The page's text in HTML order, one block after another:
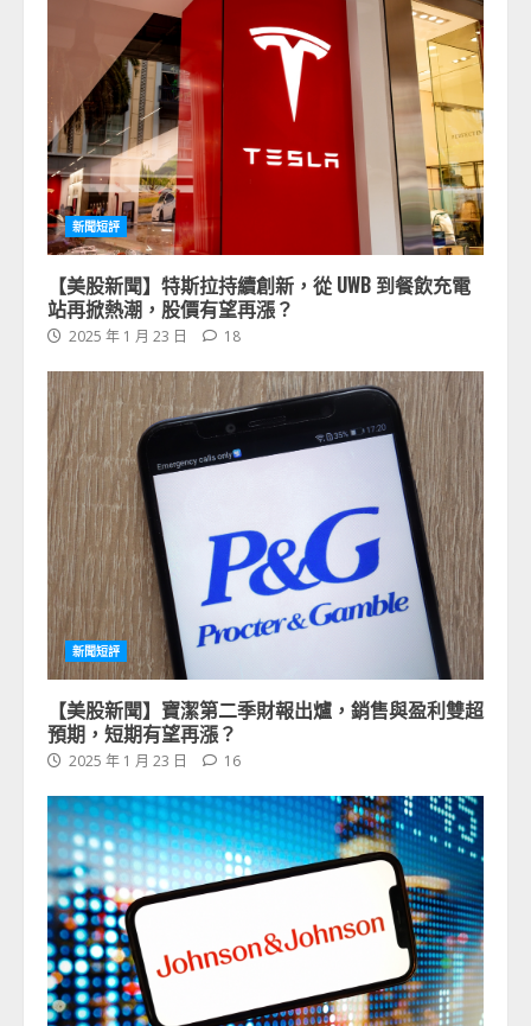
新聞短評
【美股新聞】特斯拉持續創新，從 UWB 到餐飲充電
站再掀熱潮，股價有望再漲？
2025 年 1 月 23 日 18
新聞短評
【美股新聞】寶潔第二季財報出爐，銷售與盈利雙超
預期，短期有望再漲？
2025 年 1 月 23 日 16